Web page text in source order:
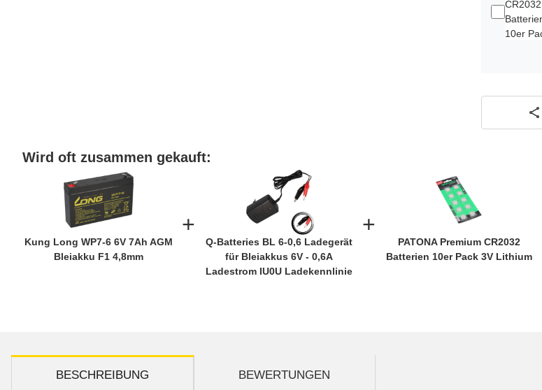
Wird oft zusammen gekauft:
Kung Long WP7-6 6V 7Ah AGM
Bleiakku F1 4,8mm
+
Q-Batteries BL 6-0,6 Ladegerät
für Bleiakkus 6V - 0,6A
Ladestrom IU0U Ladekennlinie
+
PATONA Premium CR2032
Batterien 10er Pack 3V Lithium
BESCHREIBUNG BEWERTUNGEN